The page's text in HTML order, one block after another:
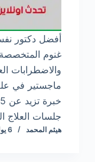
أفضل دكتور
غنوم
والاضطرابات
ماجستير في
جلسات العلاج
هيثم المحمد 6 يوليو، 2024